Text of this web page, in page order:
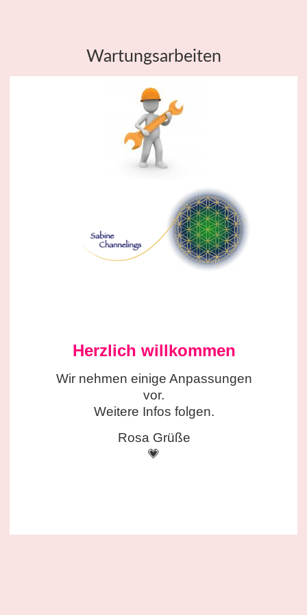
Wartungsarbeiten
Herzlich willkommen
Wir nehmen einige Anpassungen
vor.
Weitere Infos folgen.
Rosa Grüße
💗